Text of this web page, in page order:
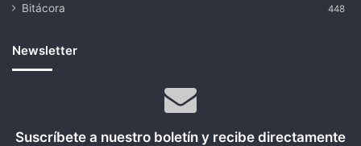
Bitácora 448
Newsletter
Suscríbete a nuestro boletín y recibe directamente